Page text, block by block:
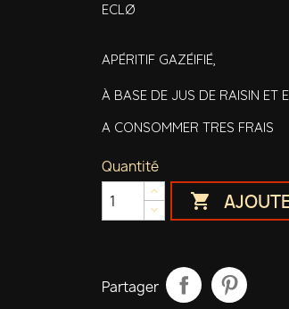
ECLØ
APÉRITIF GAZÉIFIÉ,
À BASE DE JUS DE RAISIN
A CONSOMMER TRES FRAIS
Quantité

Partager